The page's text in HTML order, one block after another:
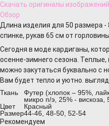
Скачать оригиналы изображений
Обзор
Длина изделия для 50 размера -
спинке, рукав 65 см от горловины
Сегодня в моде кардиганы,
осенне-зимнего сезона.
можно закутаться буквально с
Вам будет тепло и уютно.
Ткань
Футер (хлопок – 95%,
микро п/э, 25% - вискоза,
Цвет
Красный
Размер44-46, 48-50, 52-54
Рекомендуем